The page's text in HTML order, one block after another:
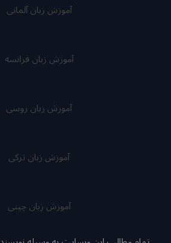
آموزش زبان آلمانی
آموزش زبان فرانسه
آموزش زبان روسی
آموزش زبان ترکی
آموزش زبان چینی